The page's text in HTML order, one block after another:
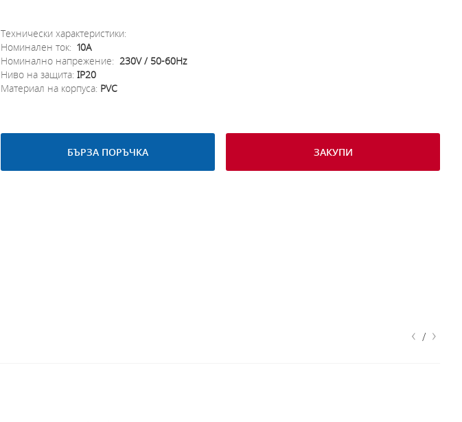
Технически характеристики:
Номинален ток: 10A
Номинално напрежение: 230V / 50-60Hz
Ниво на защита: IP20
Материал на корпуса: PVC
БЪРЗА ПОРЪЧКА ЗАКУПИ
‹ / ›